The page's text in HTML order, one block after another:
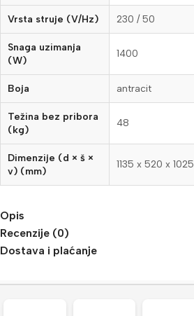
Vrsta struje (V/Hz) 230 / 50
Snaga uzimanja
(W)
1400
Boja antracit
Težina bez pribora
(kg)
48
Dimenzije (d × š ×
v) (mm)
1135 x 520 x 1025
Opis
Recenzije (0)
Dostava i plaćanje